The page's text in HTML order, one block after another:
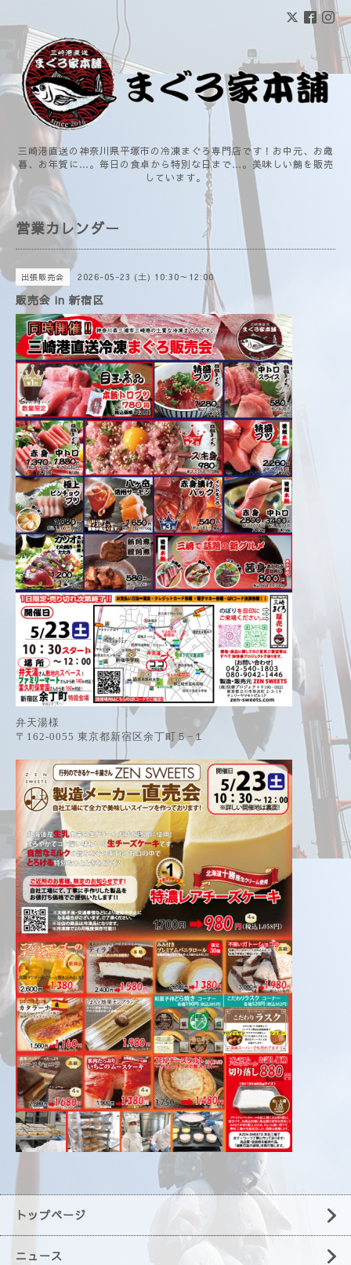
三崎港直送の神奈川県平塚市の冷凍まぐろ専門店です！お中元、お歳
暮、お年賀に…。毎日の食卓から特別な日まで…。美味しい鮪を販売
しています。
営業カレンダー
出張販売会 2026-05-23 (土) 10:30～12:00
販売会 in 新宿区
弁天湯様
〒162-0055 東京都新宿区余丁町５−１
トップページ
ニュース